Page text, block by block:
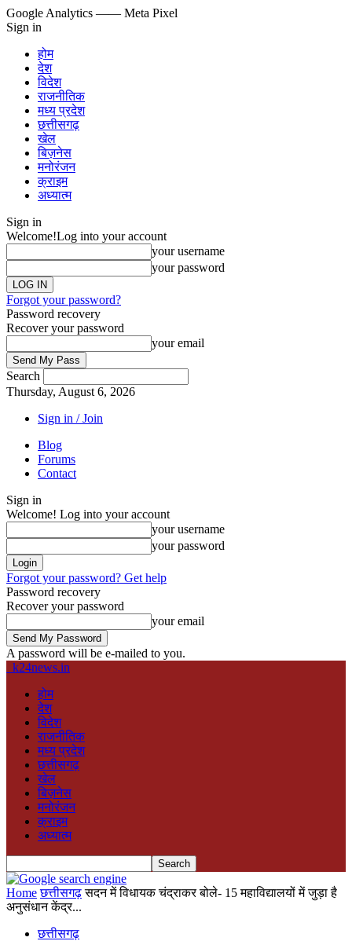
Google Analytics —— Meta Pixel
Sign in
होम
देश
विदेश
राजनीतिक
मध्य प्रदेश
छत्तीसगढ़
खेल
बिज़नेस
मनोरंजन
क्राइम
अध्यात्म
Sign in
Welcome!Log into your account
your username
your password
Forgot your password?
Password recovery
Recover your password
your email
Search
Thursday, August 6, 2026
Sign in / Join
Blog
Forums
Contact
Sign in
Welcome! Log into your account
your username
your password
Forgot your password? Get help
Password recovery
Recover your password
your email
A password will be e-mailed to you.
k24news.in
होम
देश
विदेश
राजनीतिक
मध्य प्रदेश
छत्तीसगढ़
खेल
बिज़नेस
मनोरंजन
क्राइम
अध्यात्म
Home छत्तीसगढ़ सदन में विधायक चंद्राकर बोले- 15 महाविद्यालयों में जुड़ा है
अनुसंधान केंद्र...
छत्तीसगढ़